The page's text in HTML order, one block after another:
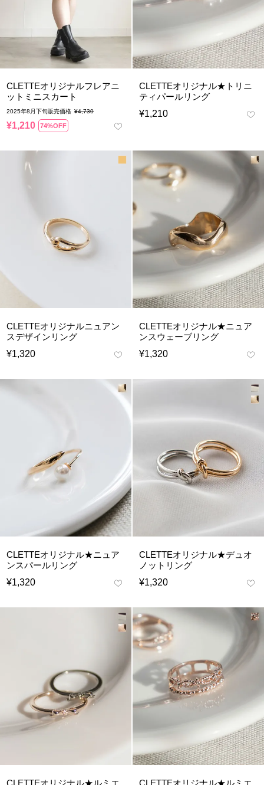
CLETTEオリジナルフレアニ
ットミニスカート
2025年8月下旬販売価格 ¥4,730
¥1,210 74%OFF
CLETTEオリジナル★トリニ
ティパールリング
¥1,210
CLETTEオリジナルニュアン
スデザインリング
¥1,320
CLETTEオリジナル★ニュア
ンスウェーブリング
¥1,320
CLETTEオリジナル★ニュア
ンスパールリング
¥1,320
CLETTEオリジナル★デュオ
ノットリング
¥1,320